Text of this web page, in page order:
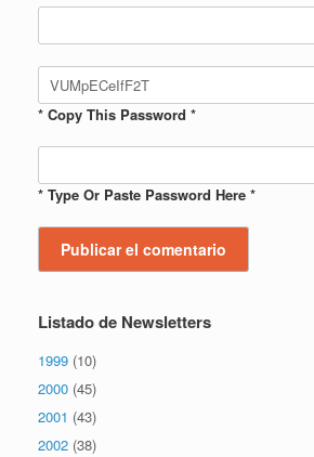
* Copy This Password *
* Type Or Paste Password Here *
Listado de Newsletters
1999 (10)
2000 (45)
2001 (43)
2002 (38)